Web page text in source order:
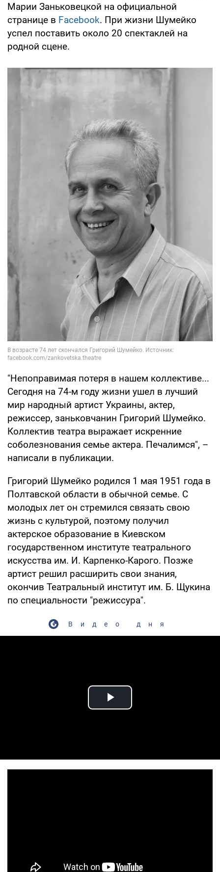
Марии Заньковецкой на официальной
странице в Facebook. При жизни Шумейко
успел поставить около 20 спектаклей на
родной сцене.
"Непоправимая потеря в нашем коллективе...
Сегодня на 74-м году жизни ушел в лучший
мир народный артист Украины, актер,
режиссер, заньковчанин Григорий Шумейко.
Коллектив театра выражает искренние
соболезнования семье актера. Печалимся", –
написали в публикации.
Григорий Шумейко родился 1 мая 1951 года в
Полтавской области в обычной семье. С
молодых лет он стремился связать свою
жизнь с культурой, поэтому получил
актерское образование в Киевском
государственном институте театрального
искусства им. И. Карпенко-Карого. Позже
артист решил расширить свои знания,
окончив Театральный институт им. Б. Щукина
по специальности "режиссура".
Видео дня
Play Video